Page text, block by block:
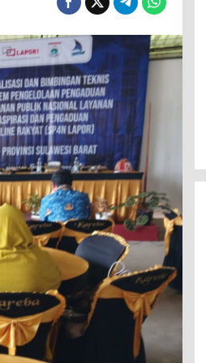
Cegah Kemacetan BBM,
Polresta Mamuju
Jalur SPBU Kali Mamuju